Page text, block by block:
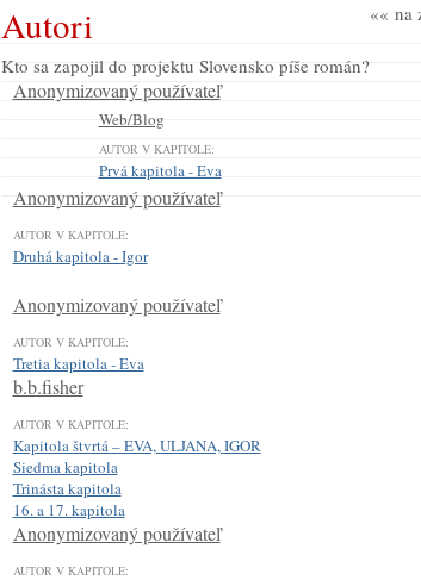
Autori
Kto sa zapojil do projektu Slovensko píše román?
«« na
Anonymizovaný používateľ
Web/Blog
AUTOR V KAPITOLE:
Prvá kapitola - Eva
Anonymizovaný používateľ
AUTOR V KAPITOLE:
Druhá kapitola - Igor
Anonymizovaný používateľ
AUTOR V KAPITOLE:
Tretia kapitola - Eva
b.b.fisher
AUTOR V KAPITOLE:
Kapitola štvrtá – EVA, ULJANA, IGOR
Siedma kapitola
Trinásta kapitola
16. a 17. kapitola
Anonymizovaný používateľ
AUTOR V KAPITOLE: